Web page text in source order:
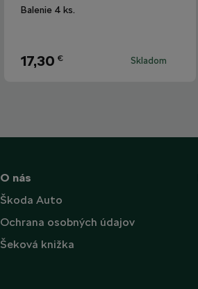
Balenie 4 ks.
17,30 € Skladom
O nás
Škoda Auto
Ochrana osobných údajov
Šeková knižka